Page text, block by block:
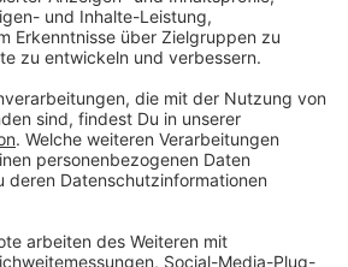
Bitte lesen Sie die
und stimmen Sie der
des Service zu, um dieses
anzusehen.
Informationen
Christensen) war einst der
Kenobi. Doch als Darth Vader
Seite der Macht.